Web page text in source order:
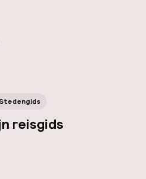
Stedengids
reisgids